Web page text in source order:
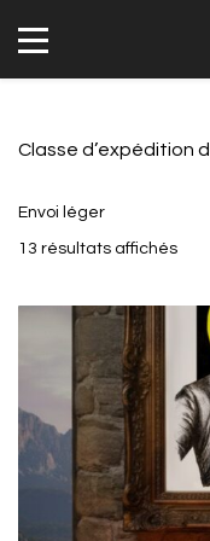
Classe d’expédition
Envoi léger
13 résultats affichésTrié
plus
au
plus